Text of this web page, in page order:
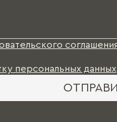
персональных данных